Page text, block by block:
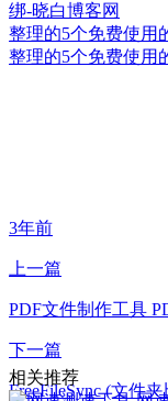
整理的5个免费使用
整理的5个免费使用
3年前
上一篇
PDF文件制作工具
下一篇
FreeFileSync (文件
相关推荐